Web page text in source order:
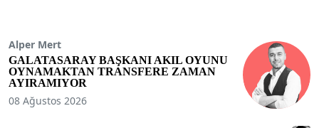
Alper Mert
GALATASARAY BAŞKANI AKIL OYUNU
OYNAMAKTAN TRANSFERE ZAMAN
AYIRAMIYOR
08 Ağustos 2026